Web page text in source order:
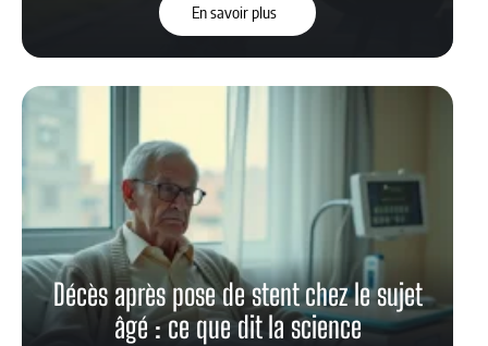
En savoir plus
Décès après pose de stent chez le sujet
âgé : ce que dit la science